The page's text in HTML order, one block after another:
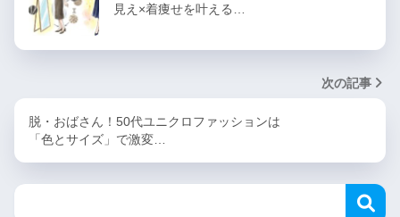
見え×着痩せを叶える…
次の記事
脱・おばさん！50代ユニクロファッションは
「色とサイズ」で激変…